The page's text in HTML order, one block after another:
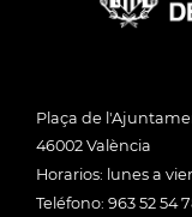
Plaça de
46002 València
Horarios: lunes a
Teléfono: 963 52 54